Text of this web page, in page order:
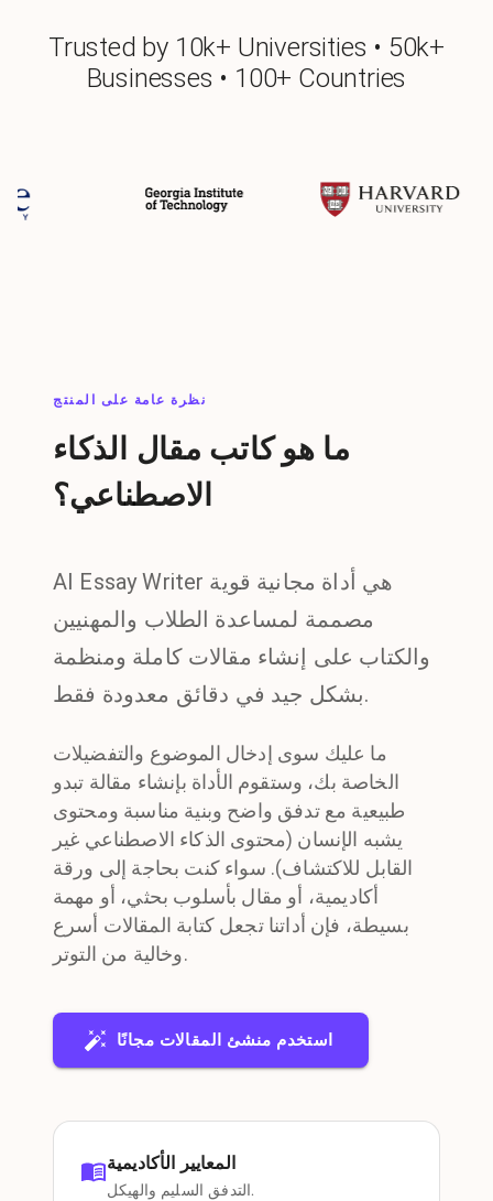
Trusted by 10k+ Universities • 50k+
Businesses • 100+ Countries
نظرة عامة على المنتج
ما هو كاتب مقال الذكاء
الاصطناعي؟
AI Essay Writer هي أداة مجانية قوية
مصممة لمساعدة الطلاب والمهنيين
والكتاب على إنشاء مقالات كاملة ومنظمة
بشكل جيد في دقائق معدودة فقط.
ما عليك سوى إدخال الموضوع والتفضيلات
الخاصة بك، وستقوم الأداة بإنشاء مقالة تبدو
طبيعية مع تدفق واضح وبنية مناسبة ومحتوى
يشبه الإنسان (محتوى الذكاء الاصطناعي غير
القابل للاكتشاف). سواء كنت بحاجة إلى ورقة
أكاديمية، أو مقال بأسلوب بحثي، أو مهمة
بسيطة، فإن أداتنا تجعل كتابة المقالات أسرع
وخالية من التوتر.
استخدم منشئ المقالات مجانًا
المعايير الأكاديمية
التدفق السليم والهيكل.